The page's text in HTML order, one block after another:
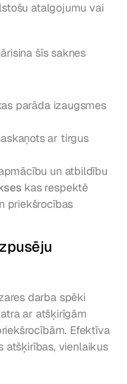
atalgojumu vai
šīs saknes
parāda izaugsmes
ar tirgus
un atbildību
kas respektē
priekšrocības
darba spēki
ar atšķirīgām
Efektīva
atšķirības, vienlaikus